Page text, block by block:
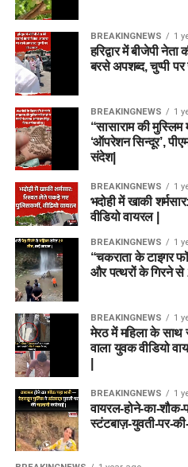
BREAKINGNEWS 1
हरिद्वार में बीजेपी
बरसे अपशब्द, चुप्पी
BREAKINGNEWS 1
“सासाराम की
‘ऑपरेशन सिन्दूर’,
संदेश|
BREAKINGNEWS 1
भदोही में खाकी
वीडियो वायरल |
BREAKINGNEWS 1
“चकराता के टाइगर
और पत्थरों के गिरने से
BREAKINGNEWS 1
मेरठ में महिला के
वाला युवक वीडियो
BREAKINGNEWS 1
वायरल-होने-का-शौक-
स्टंटबाज़-युवती-पर-की-